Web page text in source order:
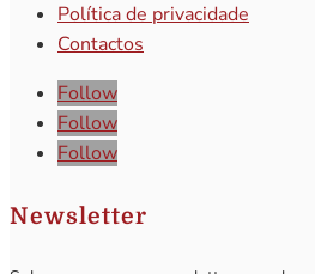
Política de privacidade
Contactos
Follow
Follow
Follow
Newsletter